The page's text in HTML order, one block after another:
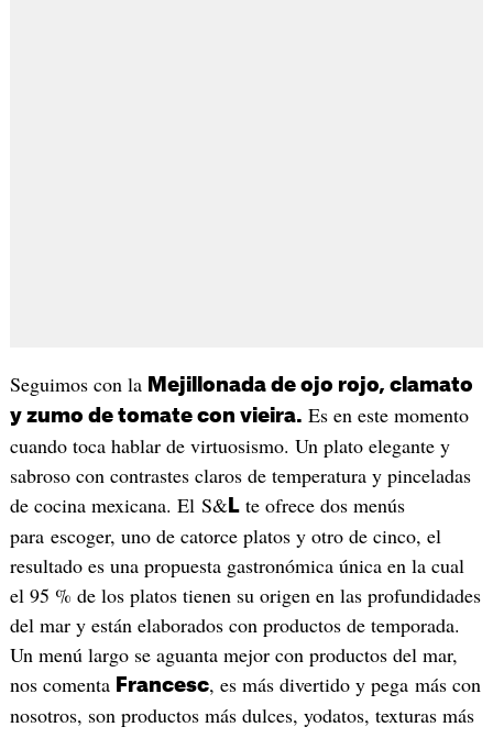
Seguimos con la Mejillonada de ojo rojo, clamato
y zumo de tomate con vieira. Es en este momento
cuando toca hablar de virtuosismo. Un plato elegante y
sabroso con contrastes claros de temperatura y pinceladas
de cocina mexicana. El S&Lte ofrece dos menús
para escoger, uno de catorce platos y otro de cinco, el
resultado es una propuesta gastronómica única en la cual
el 95 % de los platos tienen su origen en las profundidades
del mar y están elaborados con productos de temporada.
Un menú largo se aguanta mejor con productos del mar,
nos comenta Francesc, es más divertido y pega más con
nosotros, son productos más dulces, yodatos, texturas más